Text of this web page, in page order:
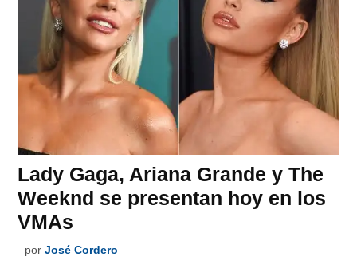
Lady Gaga, Ariana Grande y The
Weeknd se presentan hoy en los
VMAs
por José Cordero